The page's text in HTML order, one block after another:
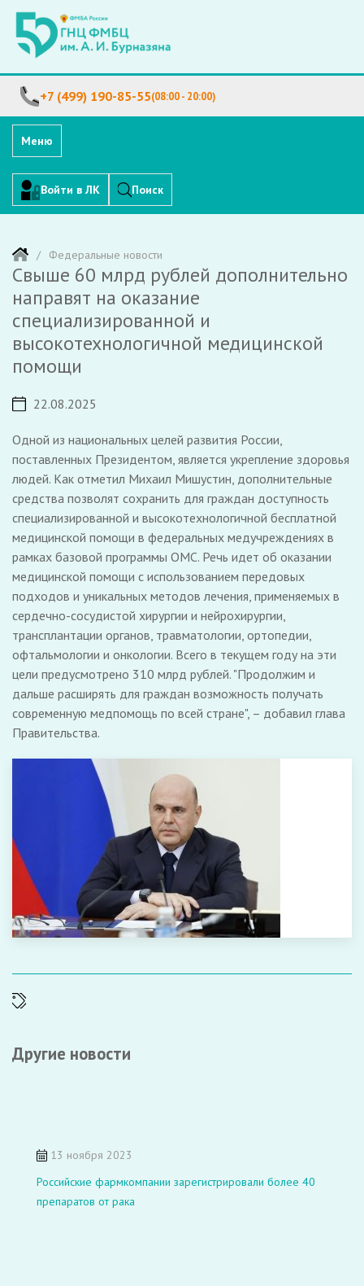
+7 (499) 190-85-55(08:00 - 20:00)
Меню
Войти в ЛК Поиск
Федеральные новости
Свыше 60 млрд рублей дополнительно
направят на оказание
специализированной и
высокотехнологичной медицинской
помощи
22.08.2025
Одной из национальных целей развития России,
поставленных Президентом, является укрепление здоровья
людей. Как отметил Михаил Мишустин, дополнительные
средства позволят сохранить для граждан доступность
специализированной и высокотехнологичной бесплатной
медицинской помощи в федеральных медучреждениях в
рамках базовой программы ОМС. Речь идет об оказании
медицинской помощи с использованием передовых
подходов и уникальных методов лечения, применяемых в
сердечно-сосудистой хирургии и нейрохирургии,
трансплантации органов, травматологии, ортопедии,
офтальмологии и онкологии. Всего в текущем году на эти
цели предусмотрено 310 млрд рублей. "Продолжим и
дальше расширять для граждан возможность получать
современную медпомощь по всей стране", – добавил глава
Правительства.
Другие новости
13 ноября 2023
Российские фармкомпании зарегистрировали более 40
препаратов от рака